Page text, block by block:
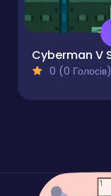
0 (0 Голосів)